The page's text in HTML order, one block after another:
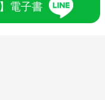
電子書